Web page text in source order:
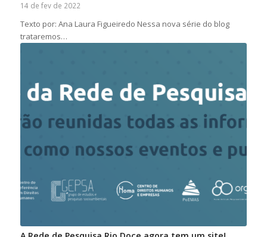
14 de fev de 2022
Texto por: Ana Laura Figueiredo Nessa nova série do blog
trataremos…